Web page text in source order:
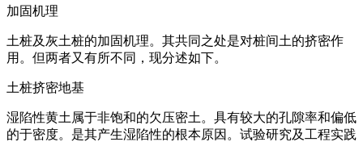
加固机理
土桩及灰土桩的加固机理。其共同之处是对桩间土的挤密作
用。但两者又有所不同，现分述如下。
土桩挤密地基
湿陷性黄土属于非饱和的欠压密土。具有较大的孔隙率和偏低
的于密度。是其产生湿陷性的根本原因。试验研究及工程实践